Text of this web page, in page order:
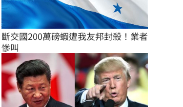
斷交國200萬磅蝦遭我友邦封殺！業者
慘叫